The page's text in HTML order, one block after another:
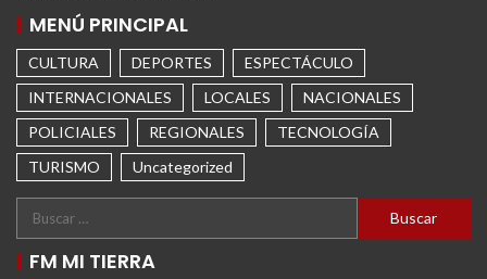
MENÚ PRINCIPAL
CULTURA DEPORTES
ESPECTÁCULO
INTERNACIONALES
LOCALES
NACIONALES
POLICIALES
REGIONALES
TECNOLOGÍA
TURISMO
Uncategorized
FM MI TIERRA